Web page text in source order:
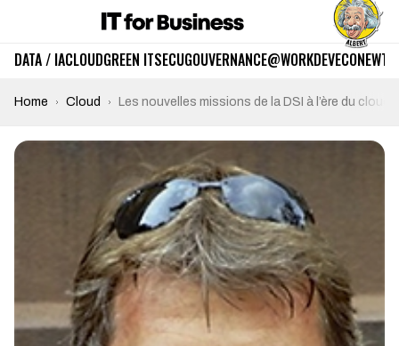
DATA / IACLOUDGREEN ITSECUGOUVERNANCE@WORKDEVECO
Home Cloud Les nouvelles missions de la DSI à l’ère du cloud